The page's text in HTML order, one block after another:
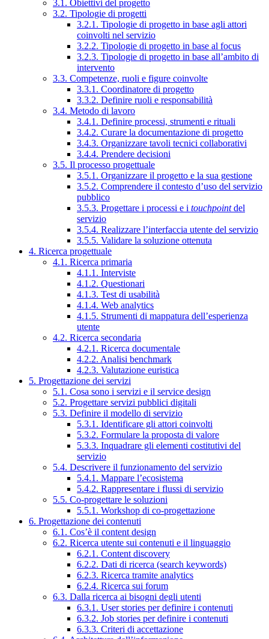
3.1. Obiettivi del progetto
3.2. Tipologie di progetti
3.2.1. Tipologie di progetto in base agli attori
coinvolti nel servizio
3.2.2. Tipologie di progetto in base al focus
3.2.3. Tipologie di progetto in base all’ambito di
intervento
3.3. Competenze, ruoli e figure coinvolte
3.3.1. Coordinatore di progetto
3.3.2. Definire ruoli e responsabilità
3.4. Metodo di lavoro
3.4.1. Definire processi, strumenti e rituali
3.4.2. Curare la documentazione di progetto
3.4.3. Organizzare tavoli tecnici collaborativi
3.4.4. Prendere decisioni
3.5. Il processo progettuale
3.5.1. Organizzare il progetto e la sua gestione
3.5.2. Comprendere il contesto d’uso del servizio
pubblico
3.5.3. Progettare i processi e i touchpointdel
servizio
3.5.4. Realizzare l’interfaccia utente del servizio
3.5.5. Validare la soluzione ottenuta
4. Ricerca progettuale
4.1. Ricerca primaria
4.1.1. Interviste
4.1.2. Questionari
4.1.3. Test di usabilità
4.1.4. Web analytics
4.1.5. Strumenti di mappatura dell’esperienza
utente
4.2. Ricerca secondaria
4.2.1. Ricerca documentale
4.2.2. Analisi benchmark
4.2.3. Valutazione euristica
5. Progettazione dei servizi
5.1. Cosa sono i servizi e il service design
5.2. Progettare servizi pubblici digitali
5.3. Definire il modello di servizio
5.3.1. Identificare gli attori coinvolti
5.3.2. Formulare la proposta di valore
5.3.3. Inquadrare gli elementi costitutivi del
servizio
5.4. Descrivere il funzionamento del servizio
5.4.1. Mappare l’ecosistema
5.4.2. Rappresentare i flussi di servizio
5.5. Co-progettare le soluzioni
5.5.1. Workshop di co-progettazione
6. Progettazione dei contenuti
6.1. Cos’è il content design
6.2. Ricerca utente sui contenuti e il linguaggio
6.2.1. Content discovery
6.2.2. Dati di ricerca (search keywords)
6.2.3. Ricerca tramite analytics
6.2.4. Ricerca sui forum
6.3. Dalla ricerca ai bisogni degli utenti
6.3.1. User stories per definire i contenuti
6.3.2. Job stories per definire i contenuti
6.3.3. Criteri di accettazione